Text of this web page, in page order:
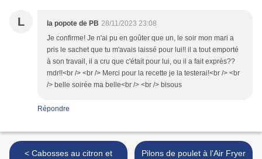
L la popote de PB 28/11/2023 23:08
Je confirme! Je n'ai pu en goûter que un, le soir mon mari a
pris le sachet que tu m'avais laissé pour lui!! il a tout emporté
à son travail, il a cru que c'était pour lui, ou il a fait exprès??
mdr!!<br /> <br /> Merci pour la recette je la testerai!<br /> <br
/> belle soirée ma belle<br /> <br /> bisous
Répondre
< Cabosses au citron et
Pilons de poulet à l'Air Fryer